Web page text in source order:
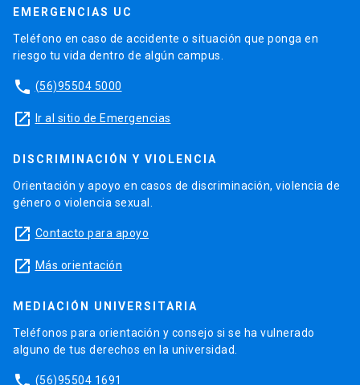
EMERGENCIAS UC
Teléfono en caso de accidente o situación que ponga en
riesgo tu vida dentro de algún campus.
phone (56)95504 5000
launch Ir al sitio de Emergencias
DISCRIMINACIÓN Y VIOLENCIA
Orientación y apoyo en casos de discriminación, violencia de
género o violencia sexual.
launch Contacto para apoyo
launch Más orientación
MEDIACIÓN UNIVERSITARIA
Teléfonos para orientación y consejo si se ha vulnerado
alguno de tus derechos en la universidad.
(56)95504 1691